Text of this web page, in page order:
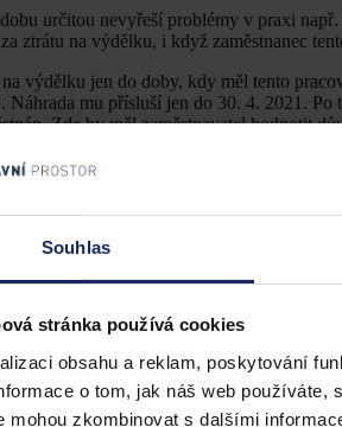
Souhlas
stránka používá cookies
obsahu a reklam, poskytování
o tom, jak náš web
mohou zkombinovat s dalšími
určitou nevyřeší problémy v praxi
ztrátu na výdělku, i když zaměstnanec
výdělku jen do doby, kdy měl tento
Náhrada mu přísluší jen do 30. 4. 2021.
Zde by měl zaměstnavatel hodnotit
poměr na dobu určitou jen proto,
by si našel nové zaměstnání i po
zaměstnanec i před uzavřením
na jeden rok a utrpěl pracovní úraz.
že i po skončení jednoročního
poměru na dobu určitou.
jen po část roku, nebylo by odůvodněno
konal práci v pracovním poměru před